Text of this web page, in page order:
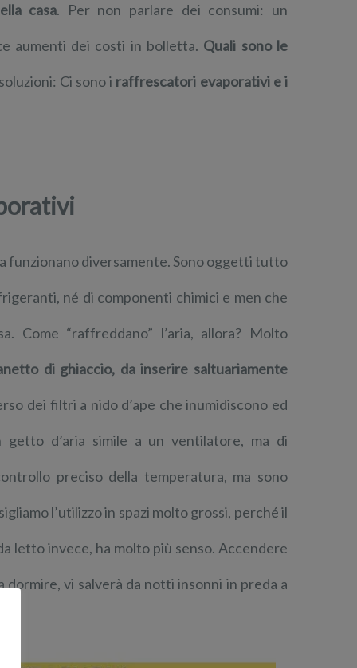
casa. Per non parlare dei consumi: un
aumenti dei costi in bolletta. Quali sono le
Ci sono i raffrescatori evaporativi e i
funzionano diversamente. Sono oggetti tutto
né di componenti chimici e men che
Come “raffreddano” l’aria, allora? Molto
di ghiaccio, da inserire saltuariamente
dei filtri a nido d’ape che inumidiscono ed
d’aria simile a un ventilatore, ma di
preciso della temperatura, ma sono
l’utilizzo in spazi molto grossi, perché il
letto invece, ha molto più senso. Accendere
vi salverà da notti insonni in preda a